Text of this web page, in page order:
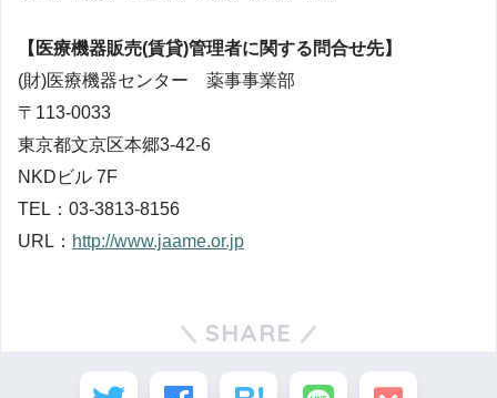
【医療機器販売(賃貸)管理者に関する問合せ先】
(財)医療機器センター 薬事事業部
〒113-0033
東京都文京区本郷3-42-6
NKDビル 7F
TEL：03-3813-8156
URL： http://www.jaame.or.jp
SHARE